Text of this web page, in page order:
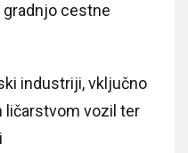
cestne
industriji, vključno
ličarstvom vozil ter